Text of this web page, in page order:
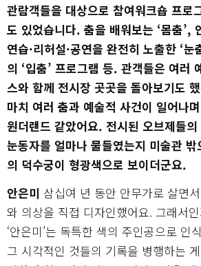
관람객들을 대상으로 참여워크숍 프로
도 있었습니다. 춤을 배워보는 ‘몸춤’,
연습·리허설·공연을 완전히 노출한 ‘
의 ‘입춤’ 프로그램 등. 관객들은 여러
스와 함께 전시장 곳곳을 돌아보기도
마치 여러 춤과 예술적 사건이 일어나
원더랜드 같았어요. 전시된 오브제들
눈동자를 얼마나 물들였는지 미술관
의 덕수궁이 형광색으로 보이더군요.
안은미 삼십여 년 동안 안무가로 살면
와 의상을 직접 디자인했어요. 그래서
‘안은미’는 독특한 색의 주인공으로 인
그 시각적인 것들의 기록을 병행하는